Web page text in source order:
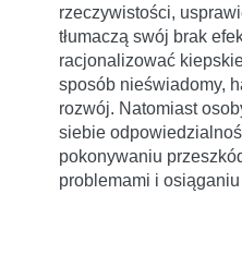
rzeczywistości,
tłumaczą swój brak
racjonalizować
sposób nieświadomy,
rozwój. Natomiast
siebie
pokonywaniu
problemami i